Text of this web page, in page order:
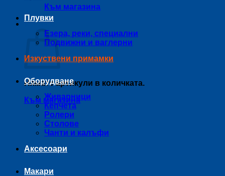
Към магазина
Количка
Нямате артикули в количката.
Към магазина
Плувки
Езера, реки, специални
Подвижни и ваглерни
Изкуствени примамки
Оборудване
Живарници
Кепчета
Ролери
Столове
Чанти и калъфи
Аксесоари
Макари